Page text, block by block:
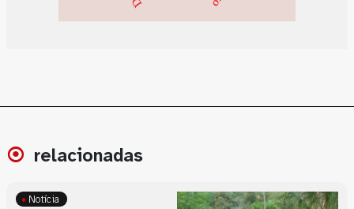
relacionadas
Notícia